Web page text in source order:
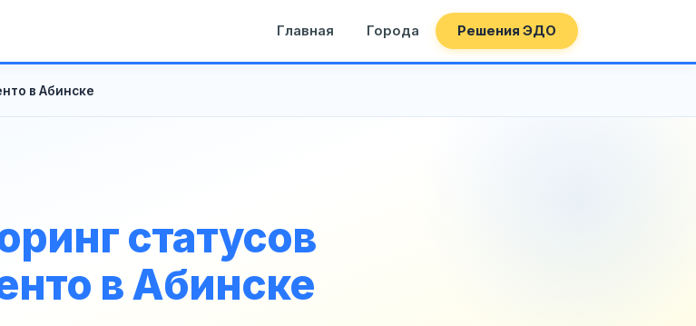
Главная Города Решения ЭДО
в Абинске
статусов
в Абинске